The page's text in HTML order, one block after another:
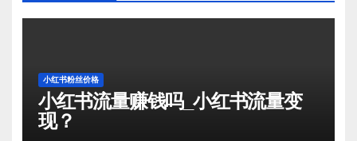
小红书粉丝价格
小红书流量赚钱吗_小红书流量变
现？